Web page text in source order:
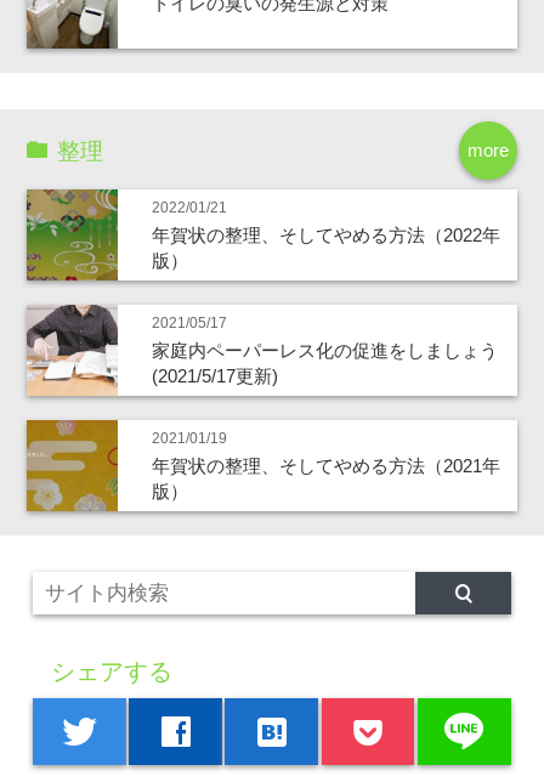
more
整理
2022/01/21
年賀状の整理、そしてやめる方法（2022年
版）
2021/05/17
家庭内ペーパーレス化の促進をしましょう
(2021/5/17更新)
2021/01/19
年賀状の整理、そしてやめる方法（2021年
版）
シェアする
twitter facebook hatenabookmark line